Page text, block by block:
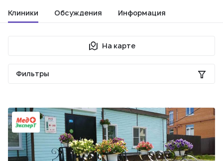
Клиники Обсуждения Информация
На карте
Фильтры